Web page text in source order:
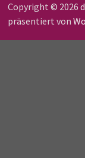
Copyright © 2026
präsentiert von